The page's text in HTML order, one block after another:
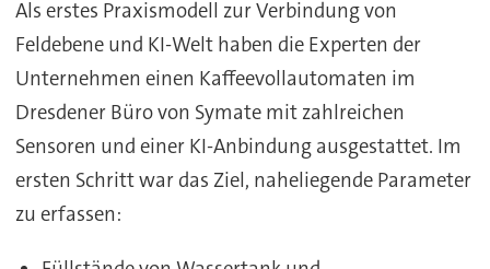
Als erstes Praxismodell zur Verbindung von
Feldebene und KI-Welt haben die Experten der
Unternehmen einen Kaffeevollautomaten im
Dresdener Büro von Symate mit zahlreichen
Sensoren und einer KI-Anbindung ausgestattet. Im
ersten Schritt war das Ziel, naheliegende Parameter
zu erfassen: